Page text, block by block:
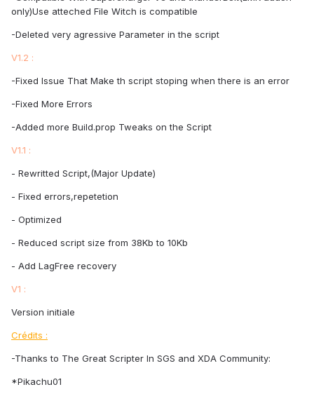
only)Use atteched File Witch is compatible
-Deleted very agressive Parameter in the script
V1.2 :
-Fixed Issue That Make th script stoping when there is an error
-Fixed More Errors
-Added more Build.prop Tweaks on the Script
V1.1 :
- Rewritted Script,(Major Update)
- Fixed errors,repetetion
- Optimized
- Reduced script size from 38Kb to 10Kb
- Add LagFree recovery
V1 :
Version initiale
Crédits :
-Thanks to The Great Scripter In SGS and XDA Community:
*Pikachu01